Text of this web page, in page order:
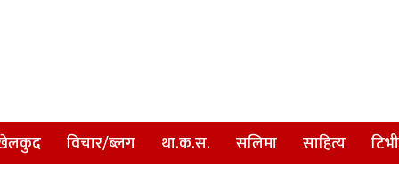
विचार/ब्लग था.क.स. सलिमा साहित्य टिभी